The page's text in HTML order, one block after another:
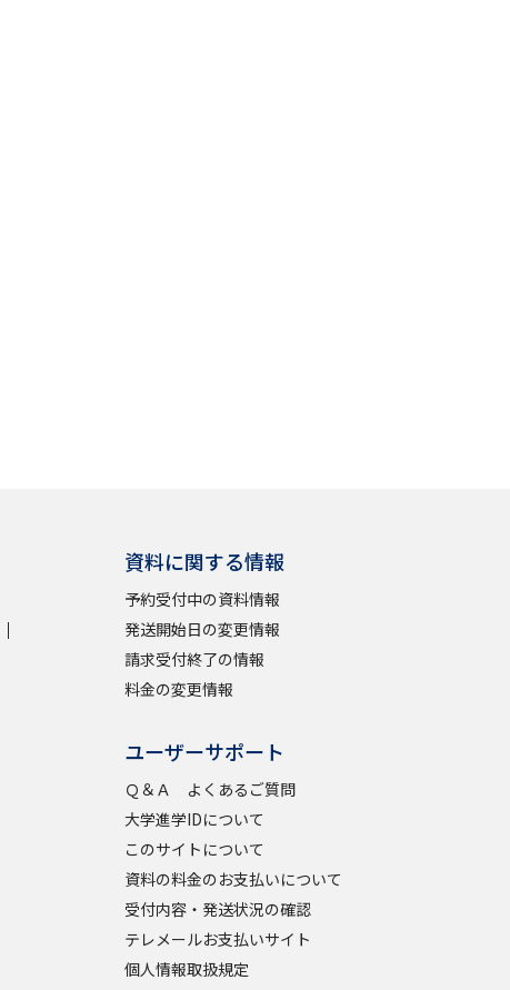
資料に関する情報
予約受付中の資料情報
発送開始日の変更情報
請求受付終了の情報
料金の変更情報
ユーザーサポート
Ｑ＆Ａ よくあるご質問
大学進学IDについて
このサイトについて
資料の料金のお支払いについて
受付内容・発送状況の確認
テレメールお支払いサイト
個人情報取扱規定